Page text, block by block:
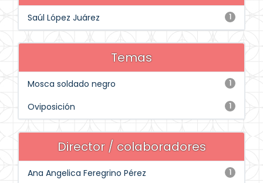
1
Saúl López Juárez
Temas
1
Mosca soldado negro
1
Oviposición
Director / colaboradores
1
Ana Angelica Feregrino Pérez